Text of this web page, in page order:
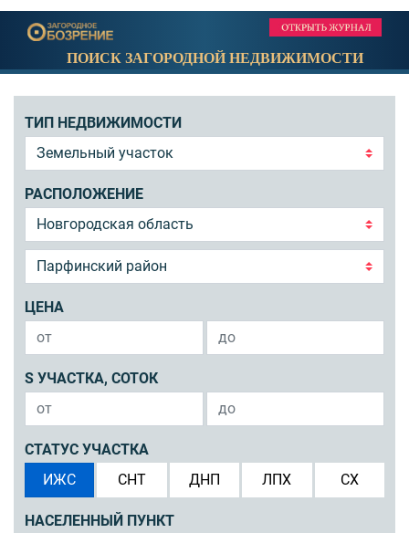
ПОИСК ЗАГОРОДНОЙ НЕДВИЖИМОСТИ
ТИП НЕДВИЖИМОСТИ
РАСПОЛОЖЕНИЕ
ЦЕНА
S УЧАСТКА, СОТОК
СТАТУС УЧАСТКА
ИЖС
СНТ ДНП ЛПХ СХ
НАСЕЛЕННЫЙ ПУНКТ